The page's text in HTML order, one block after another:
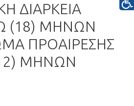
ΔΙΑΡΚΕΙΑ
(18) ΜΗΝΩΝ
ΠΡΟΑΙΡΕΣΗΣ
ΜΗΝΩΝ